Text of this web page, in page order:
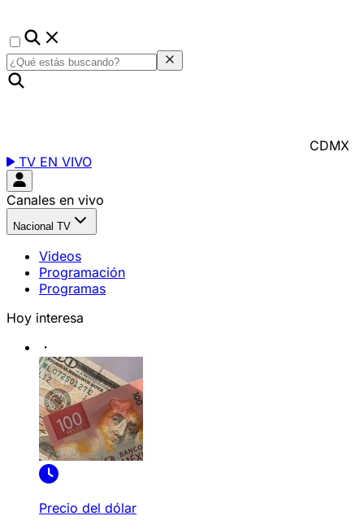
CDMX
TV EN VIVO
Canales en vivo
Nacional TV
Videos
Programación
Programas
Hoy interesa
Precio del dólar